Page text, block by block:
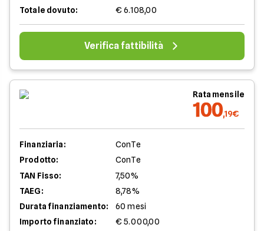
Totale dovuto:
€ 6.108,00
Verifica fattibilità
Rata mensile
100,19€
Finanziaria:
ConTe
Prodotto:
ConTe
TAN Fisso:
7,50%
TAEG:
8,78%
Durata finanziamento:
60 mesi
Importo finanziato:
€ 5.000,00